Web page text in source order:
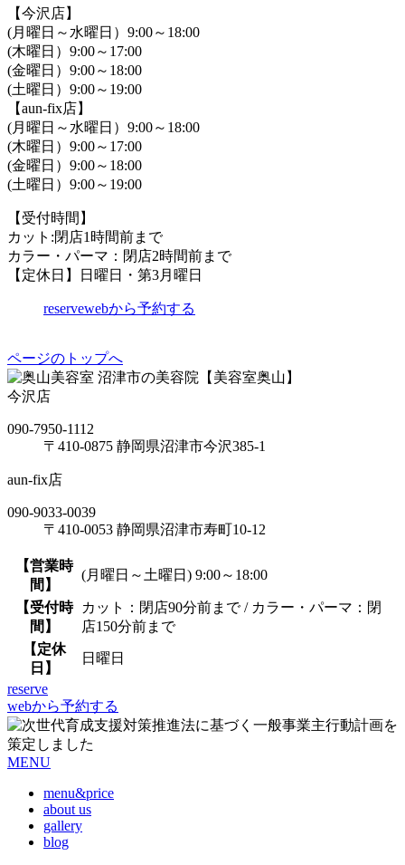
【今沢店】
(月曜日～水曜日）9:00～18:00
(木曜日）9:00～17:00
(金曜日）9:00～18:00
(土曜日）9:00～19:00
【aun-fix店】
(月曜日～水曜日）9:00～18:00
(木曜日）9:00～17:00
(金曜日）9:00～18:00
(土曜日）9:00～19:00
【受付時間】
カット:閉店1時間前まで
カラー・パーマ：閉店2時間前まで
【定休日】日曜日・第3月曜日
reservewebから予約する
ページのトップへ
沼津市の美容院【美容室奥山】
今沢店
090-7950-1112
〒410-0875 静岡県沼津市今沢385-1
aun-fix店
090-9033-0039
〒410-0053 静岡県沼津市寿町10-12
【営業時
間】
(月曜日～土曜日) 9:00～18:00
【受付時
間】
カット：閉店90分前まで / カラー・パーマ：閉
店150分前まで
【定休
日】
日曜日
reserve
webから予約する
MENU
menu&price
about us
gallery
blog